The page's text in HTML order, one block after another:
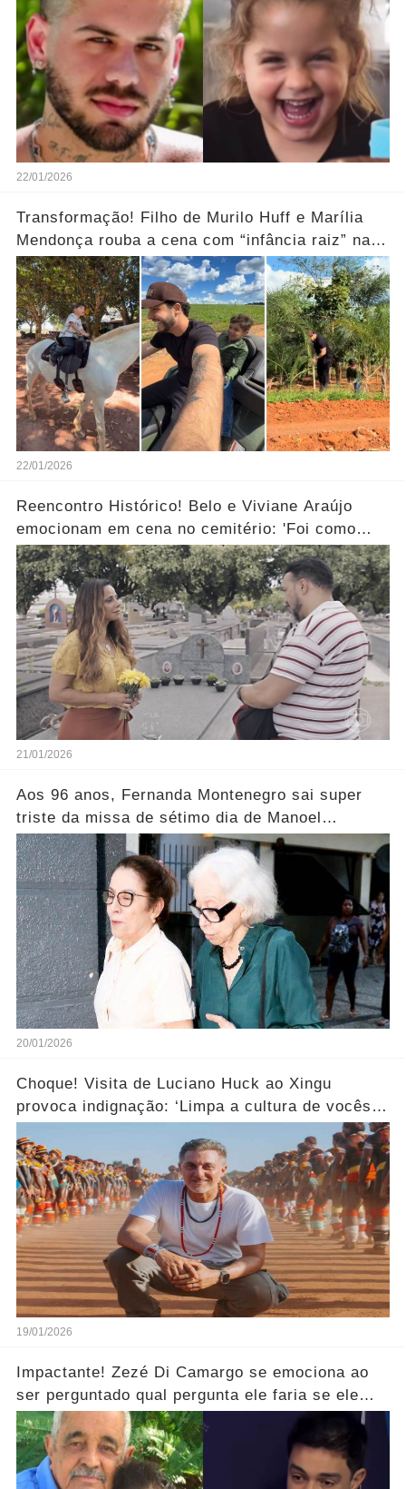
22/01/2026
Transformação! Filho de Murilo Huff e Marília
Mendonça rouba a cena com “infância raiz” na
fazenda.... Ver mais
22/01/2026
Reencontro Histórico! Belo e Viviane Araújo
emocionam em cena no cemitério: 'Foi como
reviver nosso passado'... Ver mais
21/01/2026
Aos 96 anos, Fernanda Montenegro sai super
triste da missa de sétimo dia de Manoel
Carlos..... Ver mais
20/01/2026
Choque! Visita de Luciano Huck ao Xingu
provoca indignação: ‘Limpa a cultura de vocês
19/01/2026
Impactante! Zezé Di Camargo se emociona ao
ser perguntado qual pergunta ele faria se ele
pudesse se encontrar com o seu pai.... Ver mais